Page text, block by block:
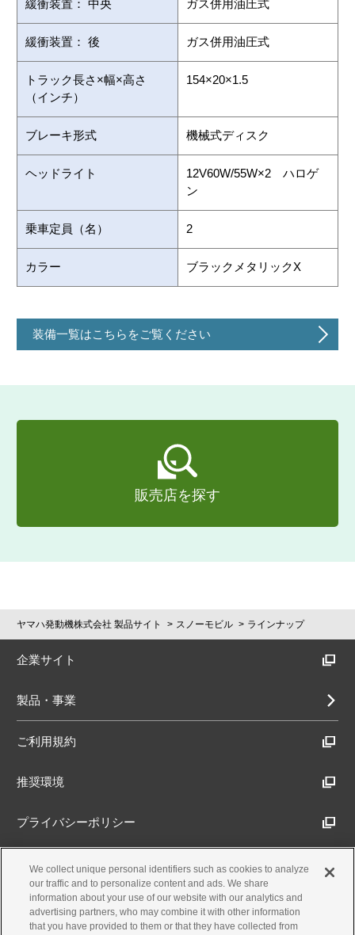
緩衝装置： 中央 ガス併用油圧式
緩衝装置： 後 ガス併用油圧式
トラック長さ×幅×高さ
（インチ）
154×20×1.5
ブレーキ形式 機械式ディスク
ヘッドライト
12V60W/55W×2 ハロゲ
ン
乗車定員（名） 2
カラー ブラックメタリックX
装備一覧はこちらをご覧ください
販売店を探す
ヤマハ発動機株式会社 製品サイト スノーモビル ラインナップ
企業サイト
製品・事業
ご利用規約
推奨環境
プライバシーポリシー
Cookieポリシー
アクセシビリティ方針
We collect unique personal identifiers such as cookies to analyze
our traffic and to personalize content and ads. We share
information about your use of our website with our analytics and
advertising partners, who may combine it with other information
that you have provided to them or that they have collected from